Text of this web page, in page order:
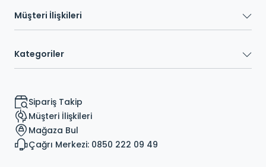
Müşteri İlişkileri
Kategoriler
Sipariş Takip
Müşteri İlişkileri
Mağaza Bul
Çağrı Merkezi: 0850 222 09 49